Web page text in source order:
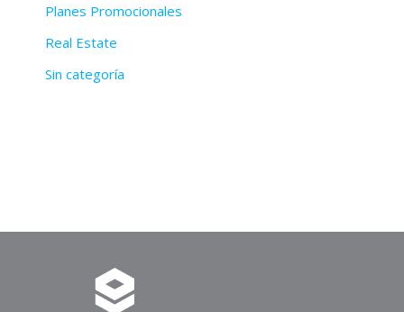
Planes Promocionales
Real Estate
Sin categoría